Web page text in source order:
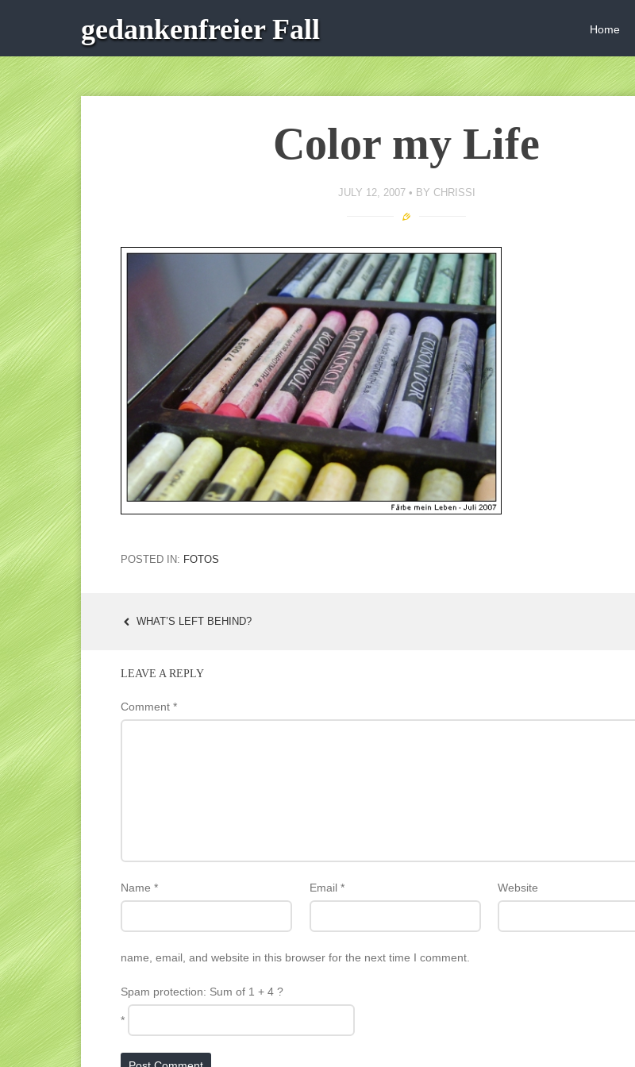
gedankenfreier Fall Home
Color my Life
JULY 12, 2007 BY CHRISSI
POSTED IN: FOTOS
POST
WHAT’S LEFT BEHIND?
LEAVE A REPLY
Comment *
Name * Email *
Website
name, email, and website in this browser for the next time I comment.
Spam protection: Sum of 1 + 4 ?
*